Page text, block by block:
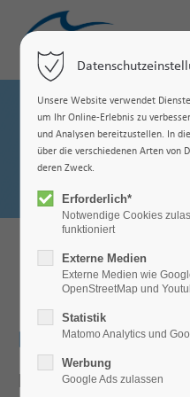
BFE
Institut für Energie
Unsere Website verwendet
um Ihr Online-Erlebnis zu
und Analysen bereitzustellen. In
über die verschiedenen Arten von
deren Zweck.
Erforderlich*
Notwendige Cookies
funktioniert
Externe Medien
Externe Medien wie
OpenStreetMap und
Statistik
Matomo Analytics und
Werbung
Google Ads zulassen